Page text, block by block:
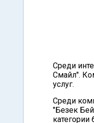
Среди
Смайл".
услуг.
Среди
"Безек